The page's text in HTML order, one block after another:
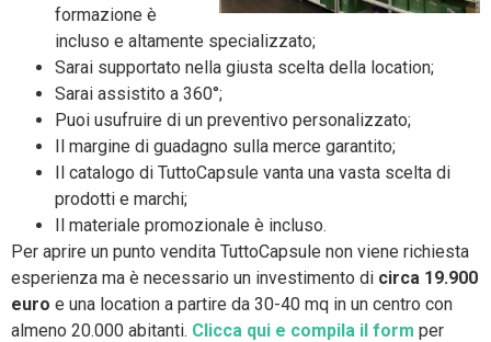
formazione è
incluso e altamente specializzato;
Sarai supportato nella giusta scelta della location;
Sarai assistito a 360°;
Puoi usufruire di un preventivo personalizzato;
Il margine di guadagno sulla merce garantito;
Il catalogo di TuttoCapsule vanta una vasta scelta di
prodotti e marchi;
Il materiale promozionale è incluso.
Per aprire un punto vendita TuttoCapsule non viene richiesta
esperienza ma è necessario un investimento di circa 19.900
euro e una location a partire da 30-40 mq in un centro con
almeno 20.000 abitanti. Clicca qui e compila il form per